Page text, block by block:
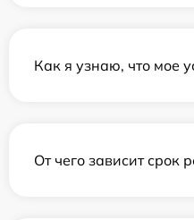
Как я узнаю, что мое
От чего зависит срок